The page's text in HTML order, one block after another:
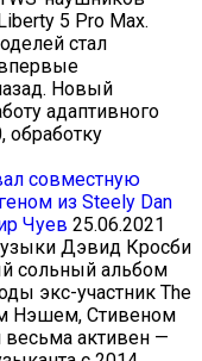
5 Pro Max.
стал
Новый
адаптивного
обработку
совместную
из Steely Dan
Чуев 25.06.2021
Дэвид Кросби
сольный альбом
экс-участник The
Нэшем, Стивеном
активен —